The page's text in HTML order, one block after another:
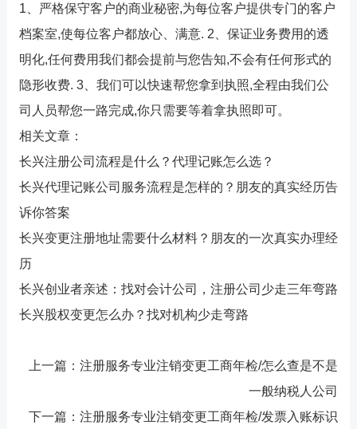
1、严格保守客户的商业秘密,为每位客户提供专门的客户
档案室,使每位客户都放心、满意. 2、保证业务费用的透
明化,任何费用我们都会提前与您告知,不会有任何形式的
隐形收费. 3、我们可以快速帮您拿到执照,全程由我们公
司人员帮您一路完成,你只需要等着拿执照即可。
相关文章：
长兴注册公司流程是什么？代理记账怎么选？
长兴代理记账公司服务流程是怎样的？朋友的真实经历告
诉你答案
长兴变更注册地址需要什么材料？朋友的一次真实办理经
历
长兴创业者亲述：找对会计公司，注册公司少走三年弯路
长兴股权变更怎么办？找对机构少走弯路
上一篇：注册服务专业注销变更工商年检/怎么查是不是
一般纳税人公司
下一篇：注册服务专业注销变更工商年检/发票入账标识